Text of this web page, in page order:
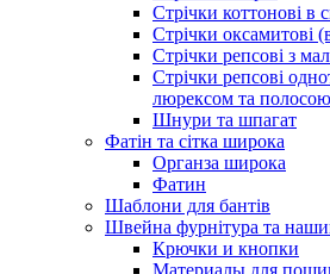
Стрічки коттонові в
Стрічки оксамитові
Стрічки репсові з
Стрічки репсові
люрексом та
Шнури та шпагат
Фатін та сітка широка
Органза широка
Фатин
Шаблони для бантів
Швейна фурнітура та
Крючки и кнопки
Материалы для